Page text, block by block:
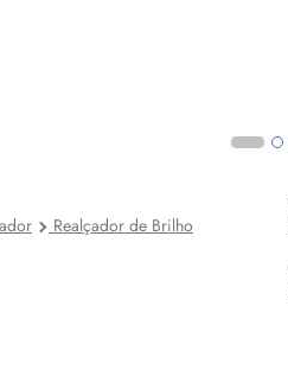
Realçador de Brilho